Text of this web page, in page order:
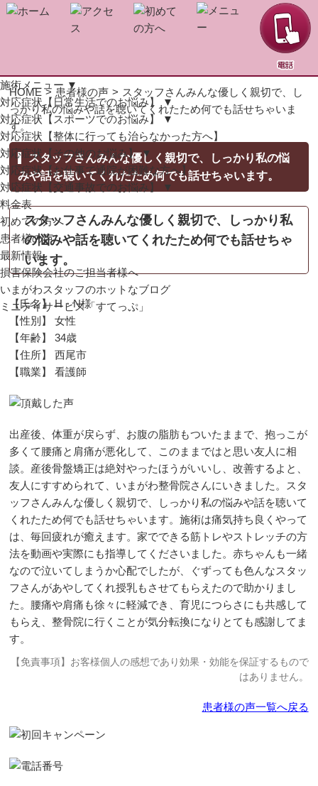
施術メニュー ▼
対応症状【日常生活でのお悩み】
▼
対応症状【スポーツでのお悩み】
▼
対応症状【整体に行っても治らなかった方へ】
対応症状【その他のお悩み】 ▼
対応症状【お仕事で通院が困難な方へ】
対応症状【交通事故でのお悩み】
▼
料金表
初めての方へ
患者様の声
最新情報
損害保険会社のご担当者様へ
いまがわスタッフのホットなブログ
ミニデイサービス「すてっぷ」
HOME > 患者様の声 > スタッフさんみんな優しく親切で、し
っかり私の悩みや話を聴いてくれたため何でも話せちゃいま
す。
スタッフさんみんな優しく親切で、しっかり私の悩
みや話を聴いてくれたため何でも話せちゃいます。
スタッフさんみんな優しく親切で、しっかり私
の悩みや話を聴いてくれたため何でも話せちゃ
います。
【氏名】 H・N様
【性別】 女性
【年齢】 34歳
【住所】 西尾市
【職業】 看護師
出産後、体重が戻らず、お腹の脂肪もついたままで、抱っこが
多くて腰痛と肩痛が悪化して、このままではと思い友人に相
談。産後骨盤矯正は絶対やったほうがいいし、改善するよと、
友人にすすめられて、いまがわ整骨院さんにいきました。スタ
ッフさんみんな優しく親切で、しっかり私の悩みや話を聴いて
くれたため何でも話せちゃいます。施術は痛気持ち良くやって
は、毎回疲れが癒えます。家でできる筋トレやストレッチの方
法を動画や実際にも指導してくださいました。赤ちゃんも一緒
なので泣いてしまうか心配でしたが、ぐずっても色んなスタッ
フさんがあやしてくれ授乳もさせてもらえたので助かりまし
た。腰痛や肩痛も徐々に軽減でき、育児につらさにも共感して
もらえ、整骨院に行くことが気分転換になりとても感謝してま
す。
【免責事項】お客様個人の感想であり効果・効能を保証するもので
はありません。
患者様の声一覧へ戻る